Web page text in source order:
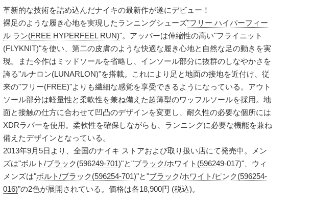
革新的な技術を詰め込んだナイキの最新作が遂にデビュー！
裸足のような履き心地を実現したランニングシューズ"フリー ハイパーフィー
ル ラン(FREE HYPERFEEL RUN)"。アッパーは伸縮性の高い"フライニット
(FLYKNIT)"を使い、第二の皮膚のような快適な履き心地と自然な足の動きを実
現。また今作はミッドソールを省略し、インソール部分に抜群のしなやかさを
誇る"ルナロン(LUNARLON)"を搭載。これにより足と地面の接地を近付け、従
来の"フリー(FREE)"よりも繊細な感覚を享受できるようになっている。アウト
ソール部分は軽量性と柔軟性を兼ね備えた超薄型のワッフルソールを採用。地
面と接触の仕方に合わせて凹凸のデザインを変更し、耐久性の必要な個所には
XDRラバーを使用。柔軟性を確保しながらも、ランニングに必要な機能を兼ね
備えたデザインとなっている。
2013年9月5日より、全国のナイキ ストアおよび取り扱い店にて発売中。メン
ズは"ボルト/ブラック(596249-701)"と"ブラック/ホワイト(596249-017)"、ウィ
メンズは"ボルト/ブラック(596254-701)"と"ブラック/ホワイト/ピンク(596254-
016)"の2色が展開されている。価格は各18,900円 (税込)。